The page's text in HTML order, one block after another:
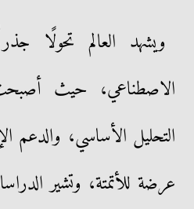
ويشهد العالم تحولًا
الاصطناعي، حيث أصبحت
التحليل الأساسي، والدعم
عرضة للأتمتة، وتشير